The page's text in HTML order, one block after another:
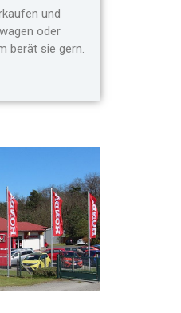
und
oder
berät sie gern.